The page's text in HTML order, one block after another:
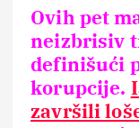
Ovih pet
neizbrisiv
definišući
korupcije.
završili